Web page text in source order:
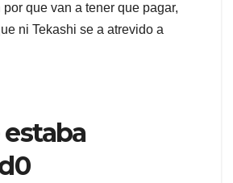
que van a tener que pagar,
ni Tekashi se a atrevido a